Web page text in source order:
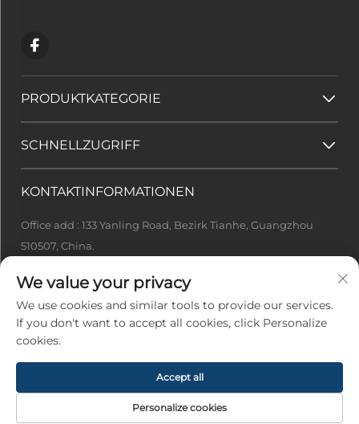
PRODUKTKATEGORIE
SCHNELLZUGRIFF
KONTAKTINFORMATIONEN
Office add : 133 Yanling Road, Bezirk Tianhe, Guangzhou
510507, China.
+86-13922415049
We value your privacy
We use cookies and similar tools to provide our services.
If you don't want to accept all cookies, click Personalize
cookies.
Personalize cookies
Accept all